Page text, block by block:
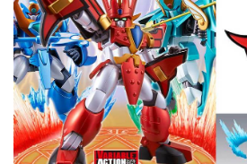
EduTech
IT Times
生成式AI與雲端應用
Enterprise Digital Transformation
特集